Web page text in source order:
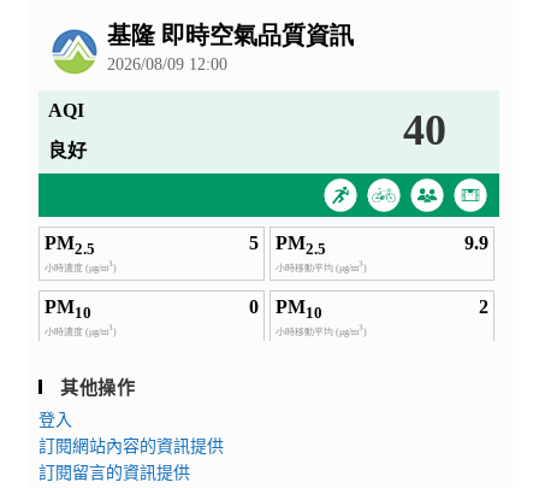
其他操作
登入
訂閱網站內容的資訊提供
訂閱留言的資訊提供